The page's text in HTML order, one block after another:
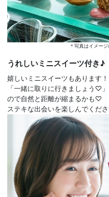
＊写真はイメージ
うれしいミニスイーツ付き♪
嬉しいミニスイーツもあります！
「一緒に取りに行きましょう♡
ので自然と距離が縮まるかも♡
ステキな出会いを楽しんでくだ